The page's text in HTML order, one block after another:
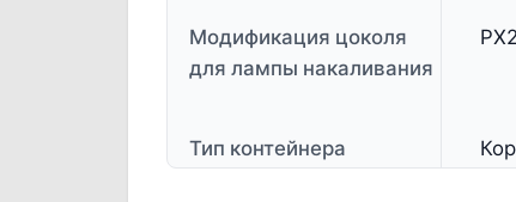
Модификация цоколя
для лампы накаливания
Тип контейнера